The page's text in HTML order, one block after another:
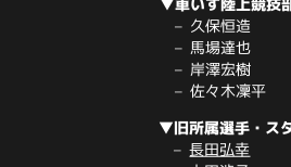
久保恒造
馬場達也
岸澤宏樹
佐々木凜平
▼旧所属選手・ス
長田弘幸